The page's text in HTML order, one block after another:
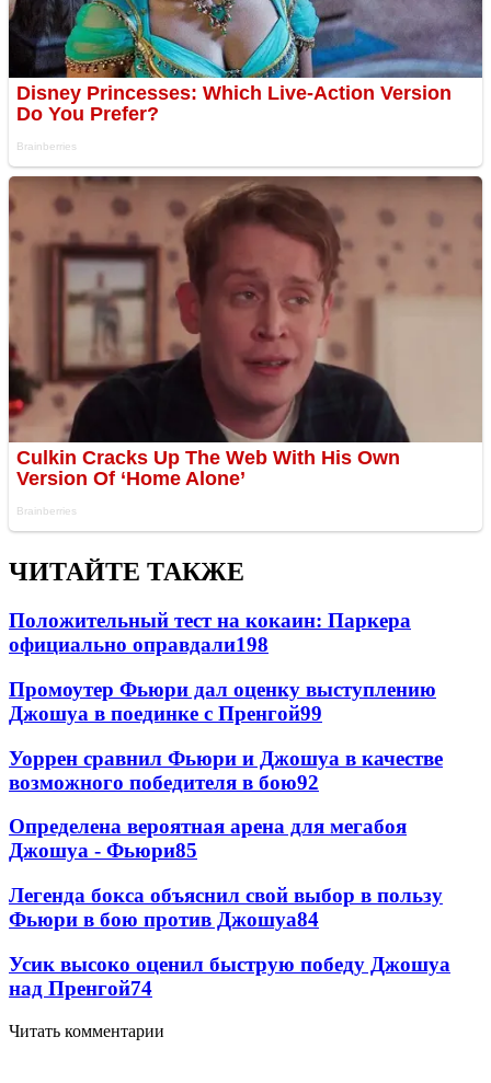
ЧИТАЙТЕ ТАКЖЕ
Положительный тест на кокаин: Паркера
официально оправдали198
Промоутер Фьюри дал оценку выступлению
Джошуа в поединке с Пренгой99
Уоррен сравнил Фьюри и Джошуа в качестве
возможного победителя в бою92
Определена вероятная арена для мегабоя
Джошуа - Фьюри85
Легенда бокса объяснил свой выбор в пользу
Фьюри в бою против Джошуа84
Усик высоко оценил быструю победу Джошуа
над Пренгой74
Читать комментарии